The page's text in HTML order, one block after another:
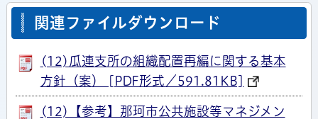
関連ファイルダウンロード
(12)瓜連支所の組織配置再編に関する基本
方針（案） [PDF形式／591.81KB]
(12)【参考】那珂市公共施設等マネジメン